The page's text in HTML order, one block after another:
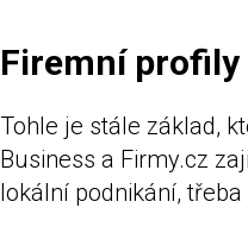
Firemní profily
Tohle je stále základ,
Business a Firmy.cz
lokální podnikání,